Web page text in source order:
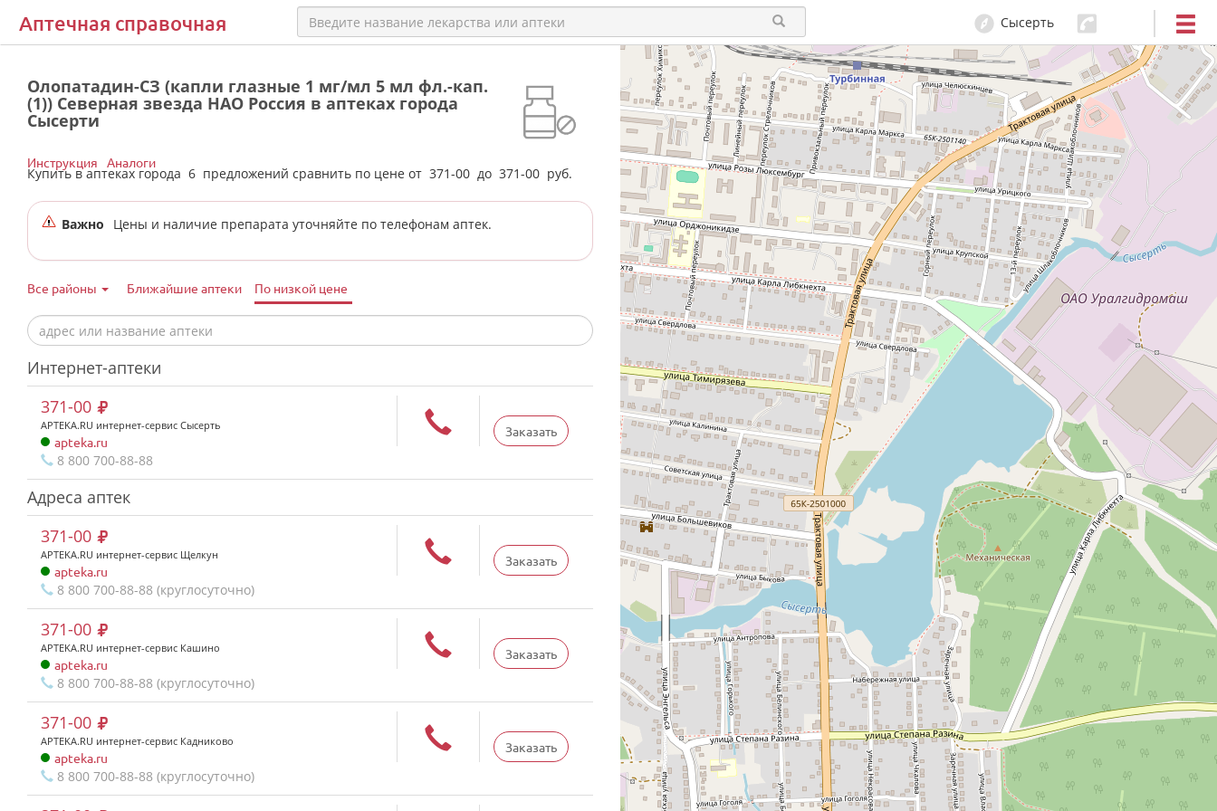
Аптечная справочная Сысерть
Олопатадин-СЗ (капли глазные 1 мг/мл 5 мл фл.-кап.
(1)) Северная звезда НАО Россия в аптеках города
Сысерти
Купить в аптеках города 6 предложений сравнить по цене от 371-00 до 371-00 руб.
Инструкция Аналоги
Важно Цены и наличие препарата уточняйте по телефонам аптек.
Все районы Ближайшие аптеки По низкой цене
Интернет-аптеки
Заказать
371-00
APTEKA.RU интернет-сервис Сысерть
apteka.ru
8 800 700-88-88
Адреса аптек
Заказать
371-00
APTEKA.RU интернет-сервис Щелкун
apteka.ru
8 800 700-88-88 (круглосуточно)
Заказать
371-00
APTEKA.RU интернет-сервис Кашино
apteka.ru
8 800 700-88-88 (круглосуточно)
Заказать
371-00
APTEKA.RU интернет-сервис Кадниково
apteka.ru
8 800 700-88-88 (круглосуточно)